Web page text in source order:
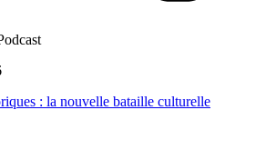
: la nouvelle bataille culturelle